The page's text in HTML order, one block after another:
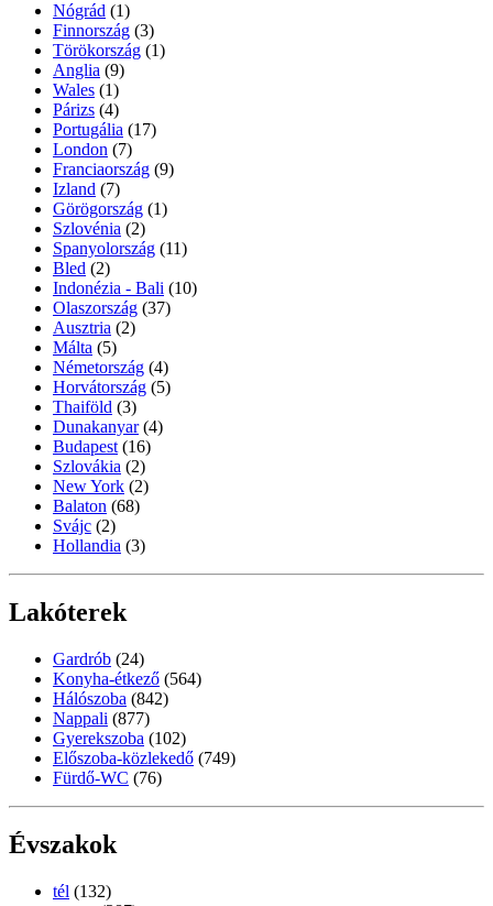
Nógrád (1)
Finnország (3)
Törökország (1)
Anglia (9)
Wales (1)
Párizs (4)
Portugália (17)
London (7)
Franciaország (9)
Izland (7)
Görögország (1)
Szlovénia (2)
Spanyolország (11)
Bled (2)
Indonézia - Bali (10)
Olaszország (37)
Ausztria (2)
Málta (5)
Németország (4)
Horvátország (5)
Thaiföld (3)
Dunakanyar (4)
Budapest (16)
Szlovákia (2)
New York (2)
Balaton (68)
Svájc (2)
Hollandia (3)
Lakóterek
Gardrób (24)
Konyha-étkező (564)
Hálószoba (842)
Nappali (877)
Gyerekszoba (102)
Előszoba-közlekedő (749)
Fürdő-WC (76)
Évszakok
tél (132)